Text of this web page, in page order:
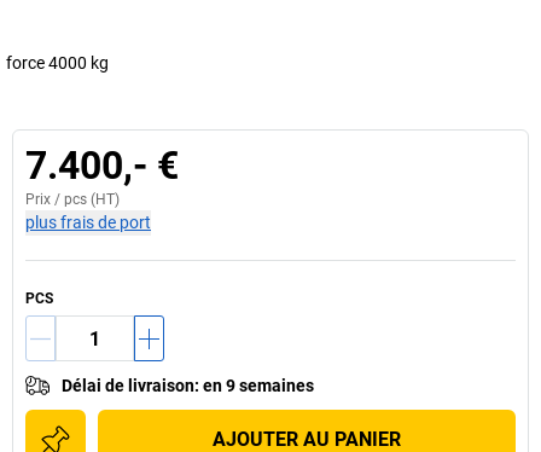
force 4000 kg
7.400,- €
Prix / pcs (HT)
plus frais de port
PCS
Délai de livraison: en 9 semaines
AJOUTER AU PANIER